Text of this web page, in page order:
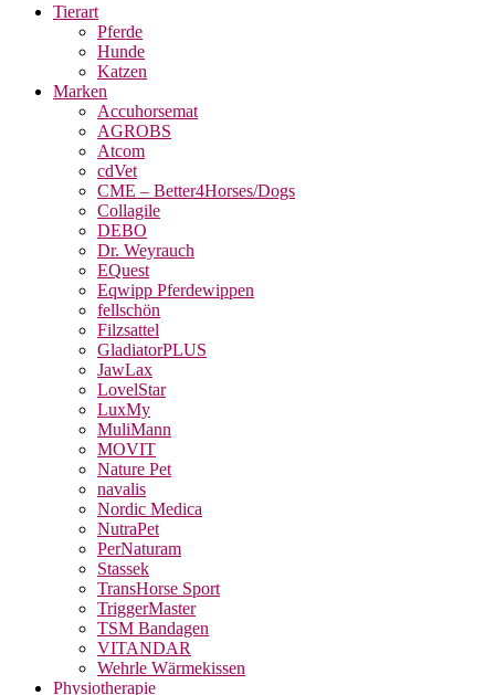
Tierart
Pferde
Hunde
Katzen
Marken
Accuhorsemat
AGROBS
Atcom
cdVet
CME – Better4Horses/Dogs
Collagile
DEBO
Dr. Weyrauch
EQuest
Eqwipp Pferdewippen
fellschön
Filzsattel
GladiatorPLUS
JawLax
LovelStar
LuxMy
MuliMann
MOVIT
Nature Pet
navalis
Nordic Medica
NutraPet
PerNaturam
Stassek
TransHorse Sport
TriggerMaster
TSM Bandagen
VITANDAR
Wehrle Wärmekissen
Physiotherapie